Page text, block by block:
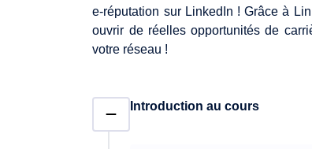
e-réputation sur LinkedIn ! Grâce à
ouvrir de réelles opportunités de
votre réseau !
Introduction au cours